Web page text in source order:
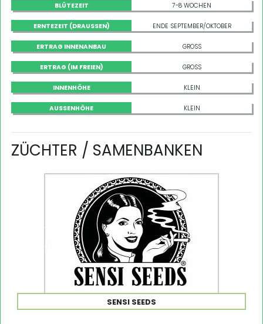
BLÜTEZEIT 7-8 WOCHEN
ERNTEZEIT (DRAUSSEN) ENDE SEPTEMBER/OKTOBER
ERTRAG INNENANBAU GROSS
ERTRAG (IM FREIEN) GROSS
INNENHÖHE KLEIN
AUSSENHÖHE KLEIN
ZÜCHTER / SAMENBANKEN
SENSI SEEDS